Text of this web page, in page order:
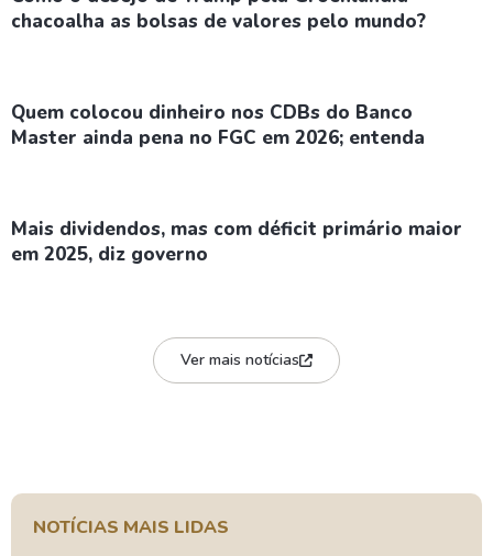
chacoalha as bolsas de valores pelo mundo?
Quem colocou dinheiro nos CDBs do Banco
Master ainda pena no FGC em 2026; entenda
Mais dividendos, mas com déficit primário maior
em 2025, diz governo
Ver mais notícias
NOTÍCIAS MAIS LIDAS